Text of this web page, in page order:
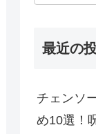
最近の
チェンソ
め10選！